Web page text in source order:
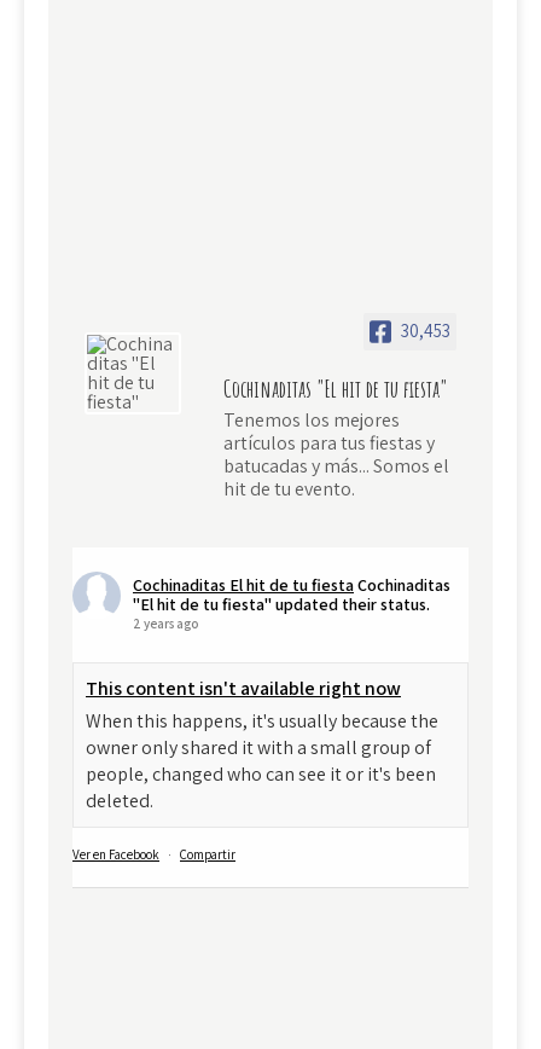
30,453
Cochinaditas "El hit de tu fiesta"
Tenemos los mejores
artículos para tus fiestas y
batucadas y más... Somos el
hit de tu evento.
Cochinaditas El hit de tu fiestaCochinaditas
"El hit de tu fiesta" updated their status.
2 years ago
This content isn't available right now
When this happens, it's usually because the
owner only shared it with a small group of
people, changed who can see it or it's been
deleted.
Ver en Facebook · Compartir